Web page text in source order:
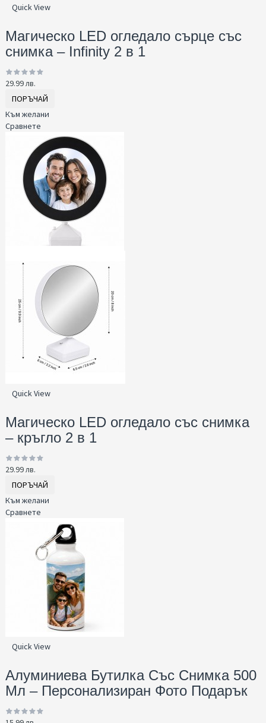
Quick View
Магическо LED огледало сърце със
снимка – Infinity 2 в 1
29.99 лв.
ПОРЪЧАЙ
Към желани
Сравнете
Quick View
Магическо LED огледало със снимка
– кръгло 2 в 1
29.99 лв.
ПОРЪЧАЙ
Към желани
Сравнете
Quick View
Алуминиева Бутилка Със Снимка 500
Мл – Персонализиран Фото Подарък